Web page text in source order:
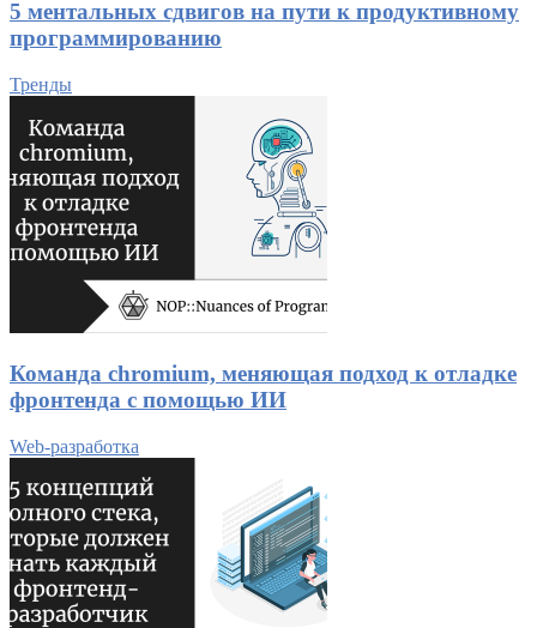
5 ментальных сдвигов на пути к продуктивному
программированию
Тренды
Команда chromium, меняющая подход к отладке
фронтенда с помощью ИИ
Web-разработка